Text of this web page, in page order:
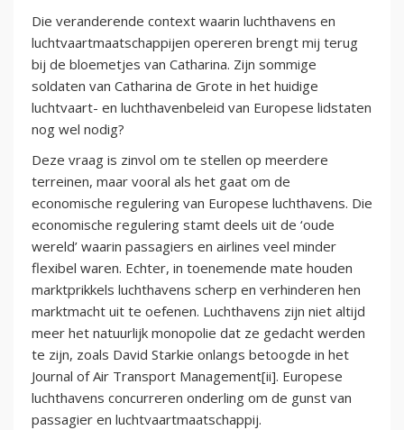
Die veranderende context waarin luchthavens en
luchtvaartmaatschappijen opereren brengt mij terug
bij de bloemetjes van Catharina. Zijn sommige
soldaten van Catharina de Grote in het huidige
luchtvaart- en luchthavenbeleid van Europese lidstaten
nog wel nodig?
Deze vraag is zinvol om te stellen op meerdere
terreinen, maar vooral als het gaat om de
economische regulering van Europese luchthavens. Die
economische regulering stamt deels uit de ‘oude
wereld’ waarin passagiers en airlines veel minder
flexibel waren. Echter, in toenemende mate houden
marktprikkels luchthavens scherp en verhinderen hen
marktmacht uit te oefenen. Luchthavens zijn niet altijd
meer het natuurlijk monopolie dat ze gedacht werden
te zijn, zoals David Starkie onlangs betoogde in het
Journal of Air Transport Management[ii]. Europese
luchthavens concurreren onderling om de gunst van
passagier en luchtvaartmaatschappij.